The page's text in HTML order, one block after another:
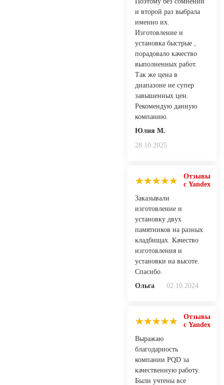
и второй раз выбрала
именно их.
Изготовление и
установка быстрые ,
порадовало качество
выполненных работ.
Так же цена в
диапазоне не супер
завышенных цен.
Рекомендую данную
компанию.
Юлия М.
28.10.2025
Отзывы
с Yandex
Заказывали
изготовление и
установку двух
памятников на разных
кладбищах. Качество
изготовления и
установки на высоте.
Спасибо.
Ольга
02.10.2024
Отзывы
с Yandex
Выражаю
благодарность
компании PQD за
качественную работу.
Были учтены все